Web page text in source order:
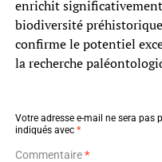
enrichit
biodiversité
confirme le potentiel
la recherche
Votre adresse e-mail ne sera pas
indiqués avec *
Commentaire*